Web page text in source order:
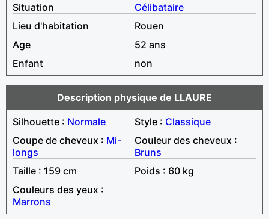
Situation
Célibataire
Lieu d'habitation
Rouen
Age
52 ans
Enfant
non
Description physique de LLAURE
Silhouette : Normale Style : Classique
Coupe de cheveux : Mi-
longs
Couleur des cheveux :
Bruns
Taille : 159 cm
Poids : 60 kg
Couleurs des yeux :
Marrons